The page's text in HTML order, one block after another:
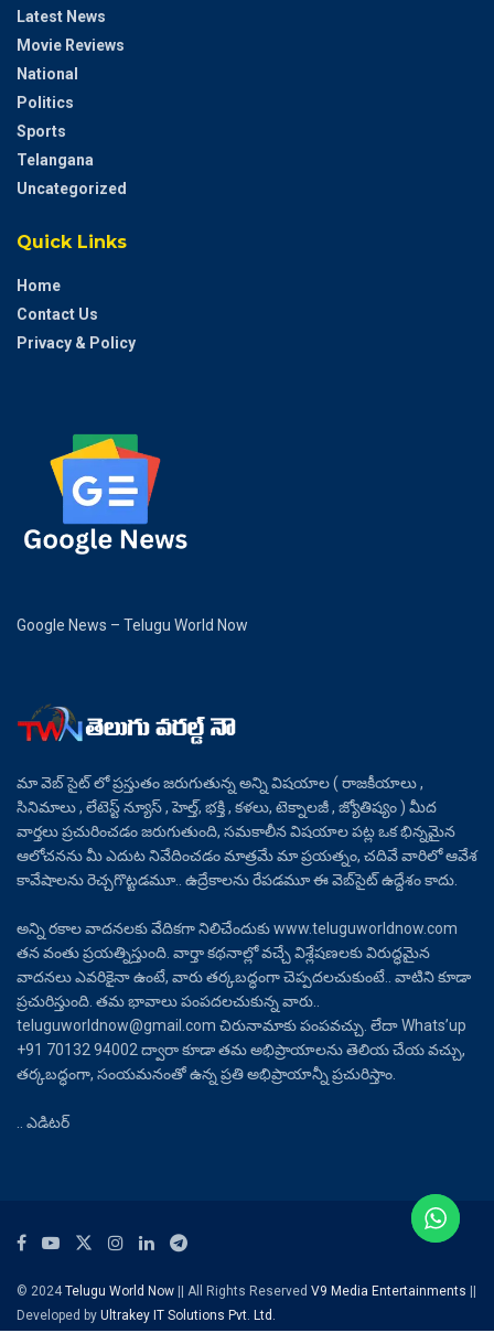
Latest News
Movie Reviews
National
Politics
Sports
Telangana
Uncategorized
Quick Links
Home
Contact Us
Privacy & Policy
Google News – Telugu World Now
మా వెబ్ సైట్ లో ప్రస్తుతం జరుగుతున్న అన్ని విషయాల ( రాజకీయాలు ,
సినిమాలు , లేటెస్ట్ న్యూస్ , హెల్త్, భక్తి , కళలు, టెక్నాలజీ , జ్యోతిష్యం ) మీద
వార్తలు ప్రచురించడం జరుగుతుంది, సమకాలీన విషయాల పట్ల ఒక భిన్నమైన
ఆలోచనను మీ ఎదుట నివేదించడం మాత్రమే మా ప్రయత్నం, చదివే వారిలో ఆవేశ
కావేషాలను రెచ్చగొట్టడమూ.. ఉద్రేకాలను రేపడమూ ఈ వెబ్‌సైట్ ఉద్దేశం కాదు.
అన్ని రకాల వాదనలకు వేదికగా నిలిచేందుకు www.teluguworldnow.com
తన వంతు ప్రయత్నిస్తుంది. వార్తా కథనాల్లో వచ్చే విశ్లేషణలకు విరుద్ధమైన
వాదనలు ఎవరికైనా ఉంటే, వారు తర్కబద్ధంగా చెప్పదలచుకుంటే.. వాటిని కూడా
ప్రచురిస్తుంది. తమ భావాలు పంపదలచుకున్న వారు..
teluguworldnow@gmail.com చిరునామాకు పంపవచ్చు. లేదా Whats’up
+91 70132 94002 ద్వారా కూడా తమ అభిప్రాయాలను తెలియ చేయ వచ్చు,
తర్కబద్ధంగా, సంయమనంతో ఉన్న ప్రతి అభిప్రాయాన్నీ ప్రచురిస్తాం.
.. ఎడిటర్
© 2024Telugu World Now || All Rights Reserved V9 Media Entertainments
Developed by Ultrakey IT Solutions Pvt. Ltd.